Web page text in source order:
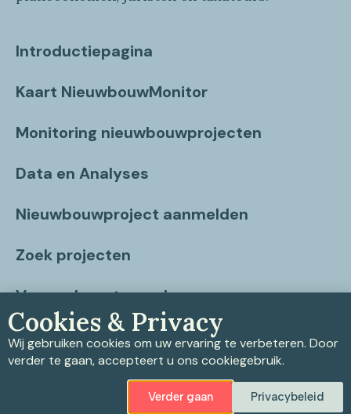
Introductiepagina
Kaart NieuwbouwMonitor
Monitoring nieuwbouwprojecten
Data en Analyses
Nieuwbouwproject aanmelden
Zoek projecten
Vragen beantwoord
Contact
Cookiebeleid
Cookies & Privacy
Wij gebruiken cookies om uw ervaring te verbeteren. Door
verder te gaan, accepteert u ons cookiegebruik.
Verder gaan Privacybeleid